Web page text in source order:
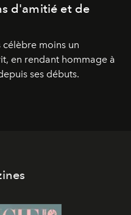
d'amitié et de
célèbre moins un
en rendant hommage à
ses débuts.